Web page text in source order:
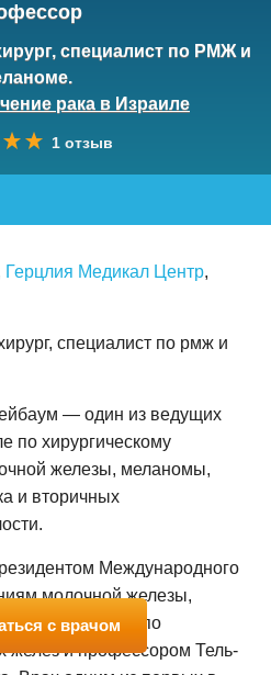
специалист по РМЖ и
рака в Израиле
1 отзыв
Герцлия Медикал Центр,
специалист по рмж и
— один из ведущих
по хирургическому
железы, меланомы,
и вторичных
Международного
молочной железы,
общества по
желез и профессором Тель-
с врачом